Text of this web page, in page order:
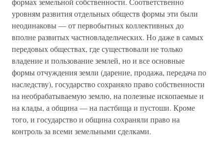
уровням развития отдельных обществ формы эти были
неодинаковы — от первобытных коллективных до
вполне развитых частновладельческих. Но даже в самых
передовых обществах, где существовали не только
владение и пользование землей, но и все основные
формы отчуждения земли (дарение, продажа, передача по
наследству), государство сохраняло право собственности
на необрабатываемую землю, на полезные ископаемые и
на клады, а община — на пастбища и пустоши. Кроме
того, и государство и община сохраняли право на
контроль за всеми земельными сделками.